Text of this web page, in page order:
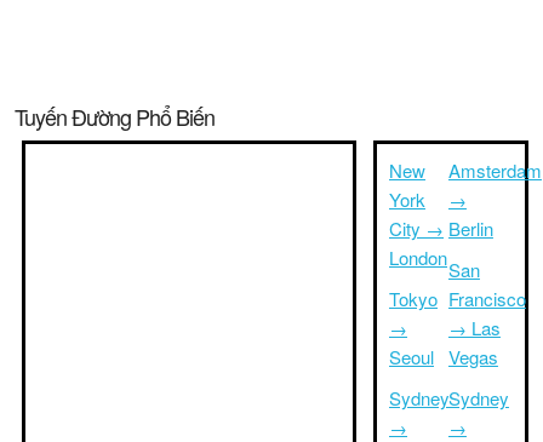
Tuyến Đường Phổ Biến
New
York
City →
London
Tokyo
→
Seoul
Sydney
→
Amsterdam
→
Berlin
San
Francisco
→ Las
Vegas
Sydney
→